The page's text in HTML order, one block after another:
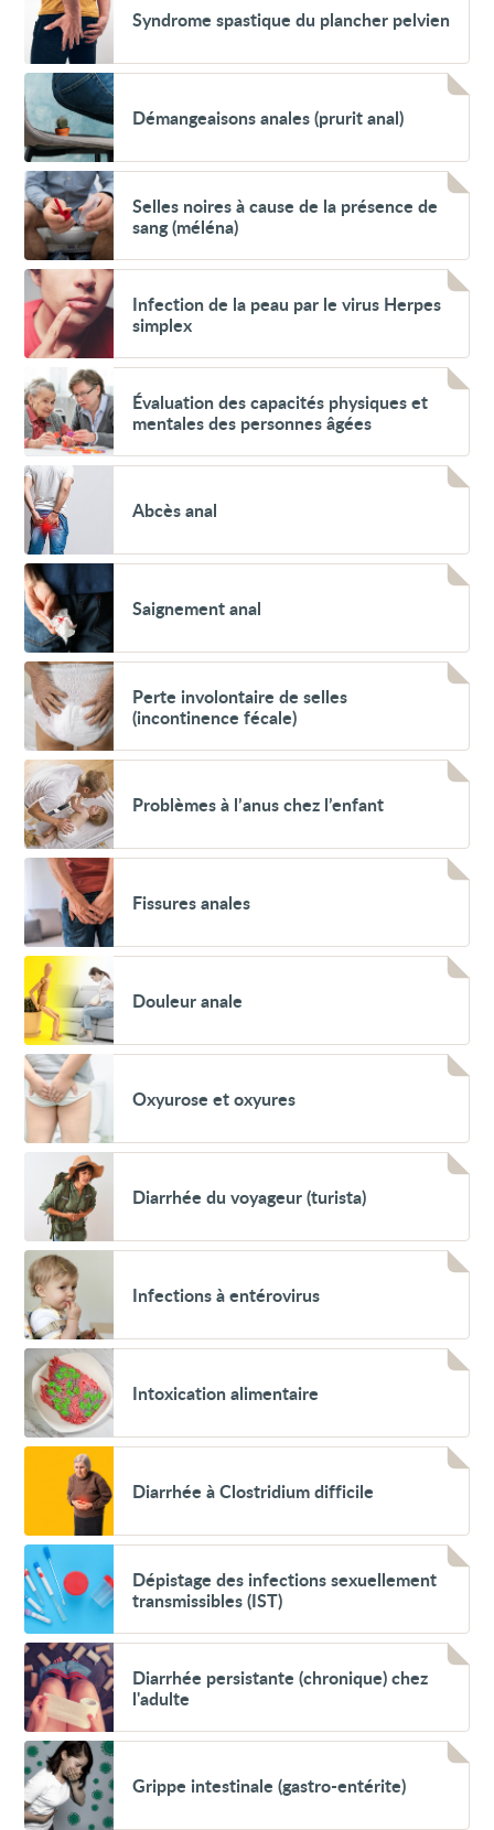
spastique
du
plancher
pelvien
Syndrome spastique du plancher pelvien
Voir
Démangeaisons
anales
(prurit
anal)
Démangeaisons anales (prurit anal)
Voir
Selles
noires
à
cause
de
la
présence
de
sang
(méléna)
Selles noires à cause de la présence de
sang (méléna)
Voir
Infection
de
la
peau
le
virus
Herpes
simplex
Infection de la peau par le virus Herpes
simplex
Voir
Évaluation
des
capacités
physiques
et
mentales
des
personnes
âgées
Évaluation des capacités physiques et
mentales des personnes âgées
Voir
Abcès
anal
Abcès anal
Voir
Saignement
anal
Saignement anal
Voir
Perte
involontaire
de
selles
(incontinence
fécale)
Perte involontaire de selles
(incontinence fécale)
Voir
Problèmes
à
l’anus
chez
l’enfant
Problèmes à l’anus chez l’enfant
Voir
Fissures
anales
Fissures anales
Voir
Douleur
anale
Douleur anale
Voir
Oxyurose
et
oxyures
Oxyurose et oxyures
Diarrhée
voyageur
(turista)
Diarrhée du voyageur (turista)
Voir
Infections
à
entérovirus
Infections à entérovirus
Voir
Intoxication
alimentaire
Intoxication alimentaire
Voir
Diarrhée
Clostridium
difficile
Diarrhée à Clostridium difficile
Voir
Dépistage
des
infections
sexuellement
transmissibles
(IST)
Dépistage des infections sexuellement
transmissibles (IST)
Voir
Diarrhée
persistante
(chronique)
chez
l'adulte
Diarrhée persistante (chronique) chez
l'adulte
Voir
Grippe
intestinale
(gastro-
entérite)
Grippe intestinale (gastro-entérite)